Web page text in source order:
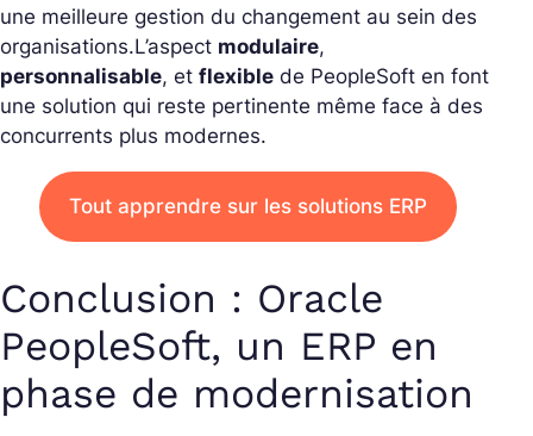
une meilleure gestion du changement au sein des
organisations.L’aspect modulaire,
personnalisable, et flexible de PeopleSoft en font
une solution qui reste pertinente même face à des
concurrents plus modernes.
Tout apprendre sur les solutions ERP
Conclusion : Oracle
PeopleSoft, un ERP en
phase de modernisation